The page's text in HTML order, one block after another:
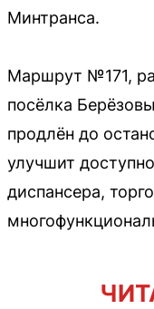
Минтранса.
Маршрут №171,
посёлка
продлён до
улучшит
диспансера,